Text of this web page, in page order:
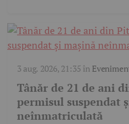
3 aug. 2026, 21:35 în
Tânăr de 21 de ani
permisul suspendat
neînmatriculată